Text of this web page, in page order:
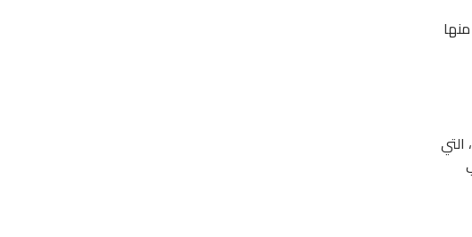
مدتها 8 دقائق، كل منها
التي